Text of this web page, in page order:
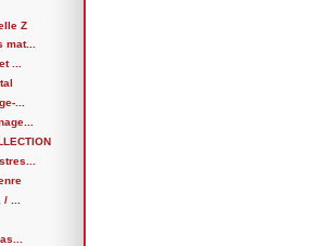
Z
...
...
...